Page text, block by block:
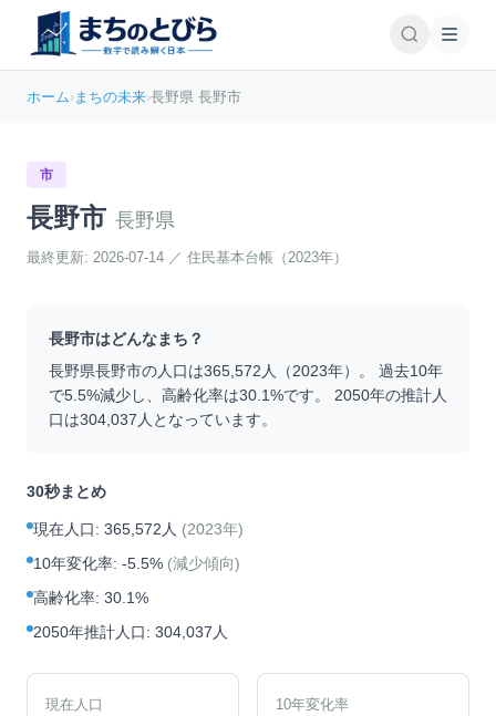
ホーム›まちの未来›長野県 長野市
市
長野市 長野県
最終更新: 2026-07-14 ／ 住民基本台帳（2023年）
長野市はどんなまち？
長野県長野市の人口は365,572 人（2023年）。 過去10年
で5.5%減少し、高齢化率は30.1%です。 2050年の推計人
口は304,037 人となっています。
30秒まとめ
現在人口: 365,572人 (2023年)
10年変化率: -5.5% (減少傾向)
高齢化率: 30.1%
2050年推計人口: 304,037人
現在人口 10年変化率